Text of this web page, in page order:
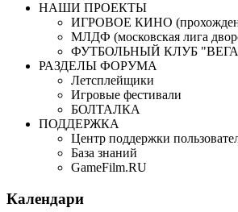
НАШИ ПРОЕКТЫ
ИГРОВОЕ КИНО
МЛДФ (московская лига
ФУТБОЛЬНЫЙ КЛУБ
РАЗДЕЛЫ ФОРУМА
Летсплейщики
Игровые фестивали
БОЛТАЛКА
ПОДДЕРЖКА
Центр поддержки
База знаний
GameFilm.RU
Календари